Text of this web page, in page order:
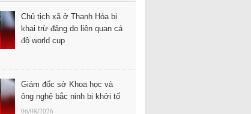
Chủ tịch xã ở Thanh Hóa bị
khai trừ đảng do liên quan cá
độ world cup
Giám đốc sở Khoa học và
ông nghệ bắc ninh bị khởi tố
06/08/2026